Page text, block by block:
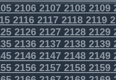
2106210721082109
2116211721182119
2126212721282129
2136213721382139
2146214721482149
2156215721582159